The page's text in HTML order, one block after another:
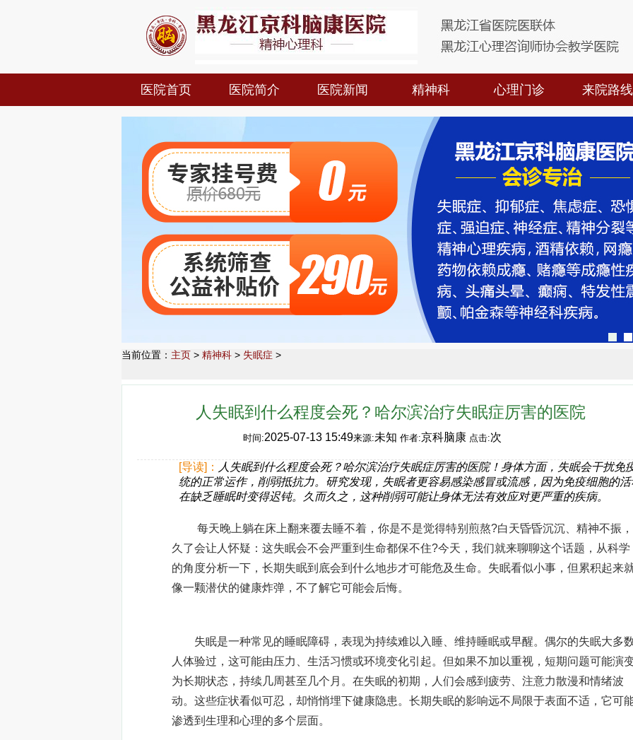
医院首页 医院简介 医院新闻 精神科 心理门诊 来院路线
当前位置： 主页 > 精神科 > 失眠症 >
人失眠到什么程度会死？哈尔滨治疗失眠症厉害的医院
时间:2025-07-13 15:49来源:未知 作者:京科脑康 点击:次
[导读]：
人失眠到什么程度会死？哈尔滨治疗失眠症厉害的医院！身体方面，失眠会干扰免
统的正常运作，削弱抵抗力。研究发现，失眠者更容易感染感冒或流感，因为免疫细胞的活
在缺乏睡眠时变得迟钝。久而久之，这种削弱可能让身体无法有效应对更严重的疾病。
每天晚上躺在床上翻来覆去睡不着，你是不是觉得特别煎熬?白天昏昏沉沉、精神不振，
久了会让人怀疑：这失眠会不会严重到生命都保不住?今天，我们就来聊聊这个话题，从科学
的角度分析一下，长期失眠到底会到什么地步才可能危及生命。失眠看似小事，但累积起来
像一颗潜伏的健康炸弹，不了解它可能会后悔。
失眠是一种常见的睡眠障碍，表现为持续难以入睡、维持睡眠或早醒。偶尔的失眠大多
人体验过，这可能由压力、生活习惯或环境变化引起。但如果不加以重视，短期问题可能演
为长期状态，持续几周甚至几个月。在失眠的初期，人们会感到疲劳、注意力散漫和情绪波
动。这些症状看似可忍，却悄悄埋下健康隐患。长期失眠的影响远不局限于表面不适，它可
渗透到生理和心理的多个层面。